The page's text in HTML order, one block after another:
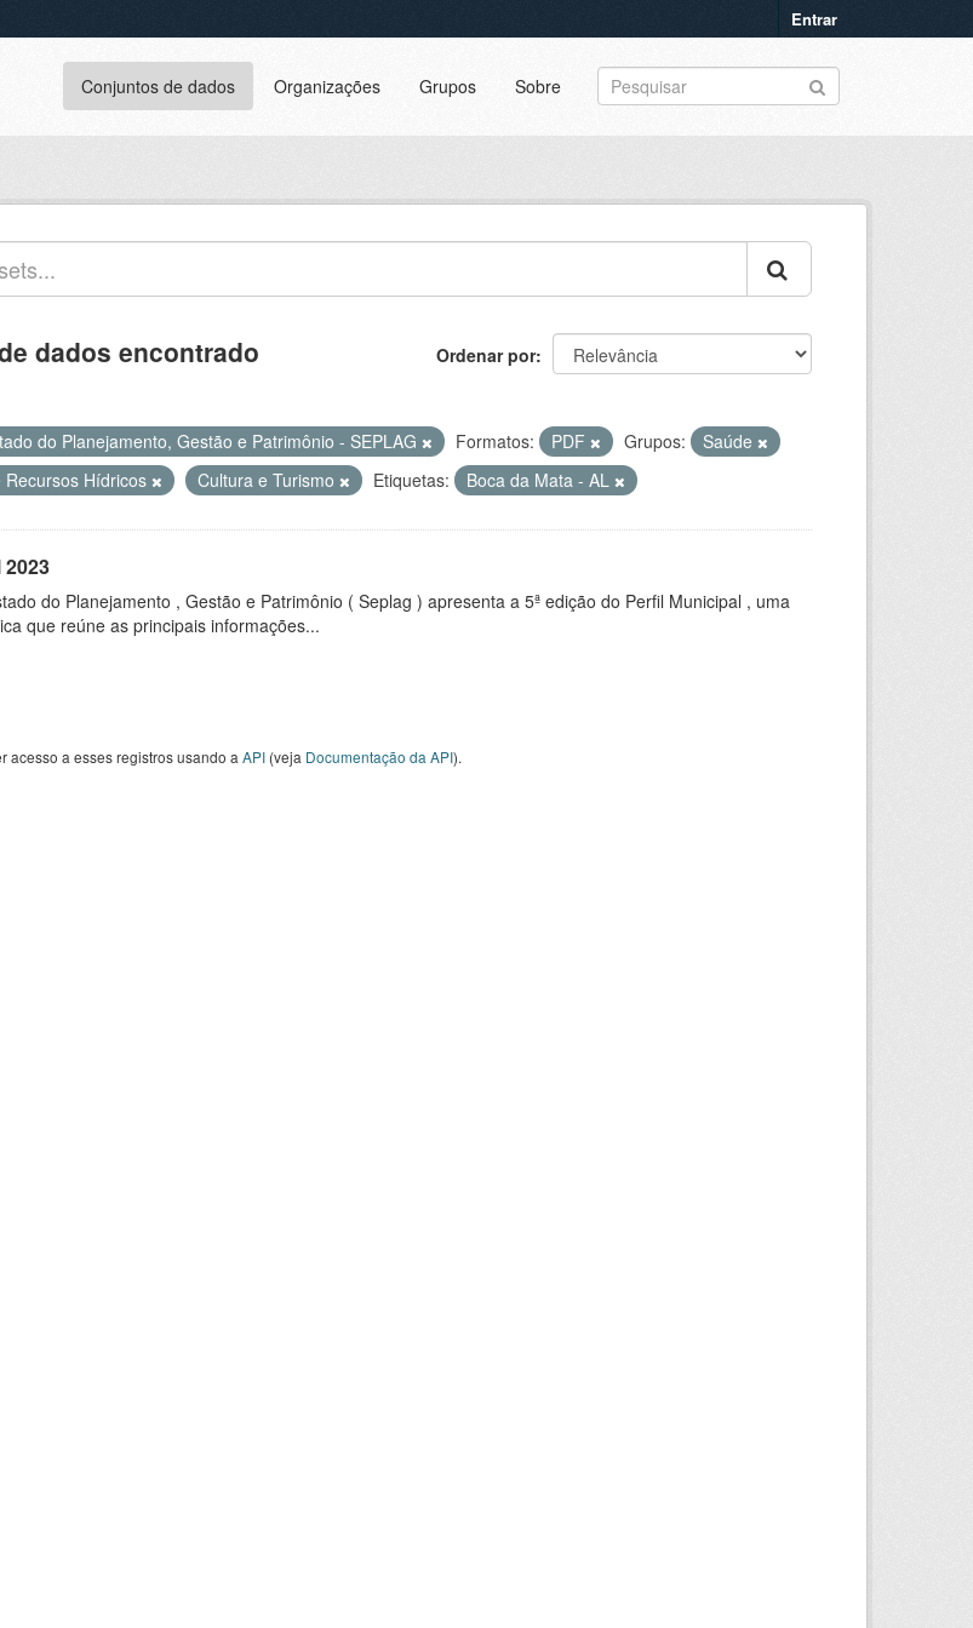
Entrar
Conjuntos de dados Organizações Grupos Sobre
Ordenar por
dados encontrado
do Planejamento, Gestão e Patrimônio - SEPLAG
Formatos: PDF Grupos:
Saúde
Hídricos
Cultura e Turismo Etiquetas: Boca da Mata - AL
do Planejamento , Gestão e Patrimônio ( Seplag ) apresenta a 5ª edição do Perfil Municipal , uma
que reúne as principais informações...
acesso a esses registros usando a API (veja Documentação da API).